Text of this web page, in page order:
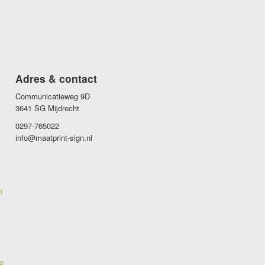
Adres & contact
Communicatieweg 9D
3641 SG Mijdrecht
0297-765022
info@maatprint-sign.nl